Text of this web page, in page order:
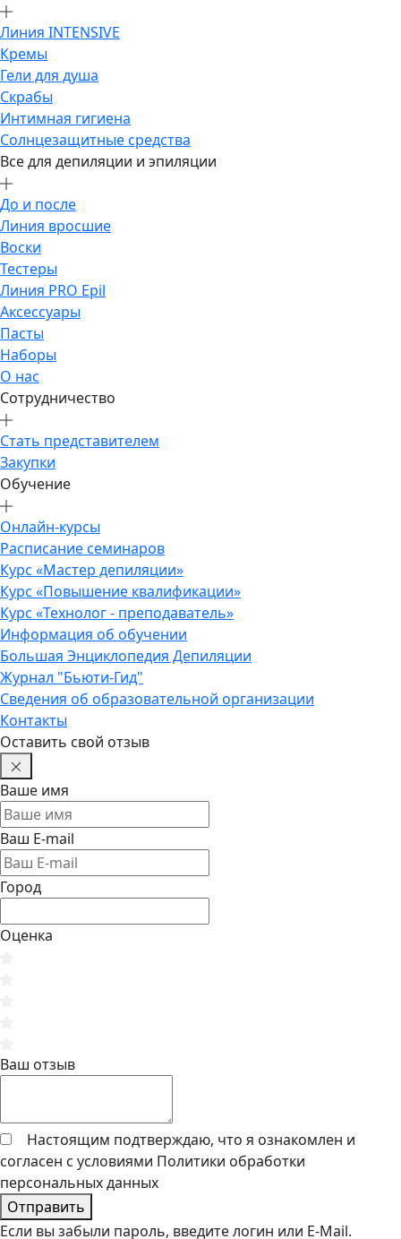
Линия INTENSIVE
Кремы
Гели для душа
Скрабы
Интимная гигиена
Солнцезащитные средства
Все для депиляции и эпиляции
До и после
Линия вросшие
Воски
Тестеры
Линия PRO Epil
Аксессуары
Пасты
Наборы
О нас
Сотрудничество
Стать представителем
Закупки
Обучение
Онлайн-курсы
Расписание семинаров
Курс «Мастер депиляции»
Курс «Повышение квалификации»
Курс «Технолог - преподаватель»
Информация об обучении
Большая Энциклопедия Депиляции
Журнал "Бьюти-Гид"
Сведения об образовательной организации
Контакты
Оставить свой отзыв
Ваше имя
Ваш E-mail
Город
Оценка
Ваш отзыв
Настоящим подтверждаю, что я ознакомлен и
согласен с условиями Политики обработки
персональных данных
Отправить
Если вы забыли пароль, введите логин или E-Mail.